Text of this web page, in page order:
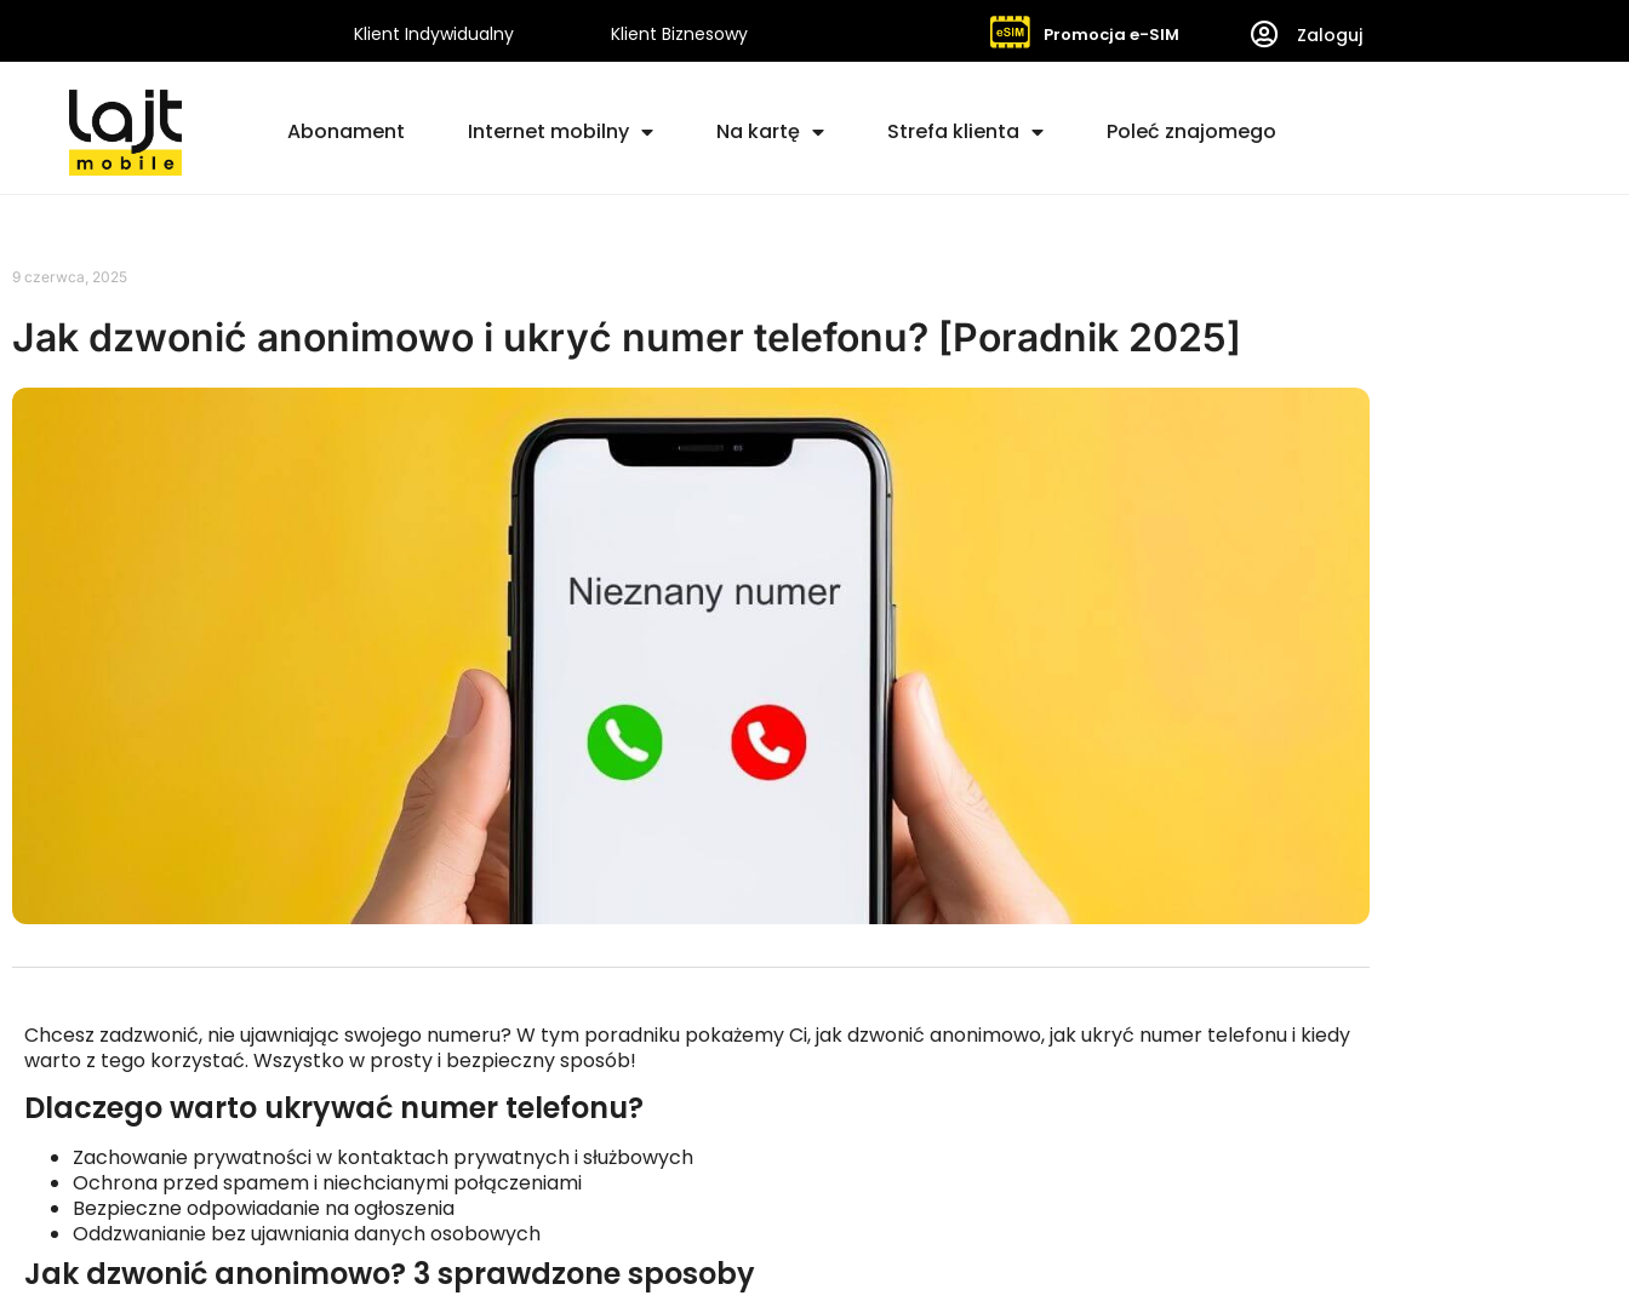
Klient Indywidualny Klient Biznesowy Promocja e-SIM Zaloguj
Abonament Internet mobilny Na kartę Strefa klienta Poleć znajomego
9 czerwca, 2025
Jak dzwonić anonimowo i ukryć numer telefonu? [Poradnik 2025]
Chcesz zadzwonić, nie ujawniając swojego numeru? W tym poradniku pokażemy Ci, jak dzwonić anonimowo, jak ukryć numer telefonu i kiedy
warto z tego korzystać. Wszystko w prosty i bezpieczny sposób!
Dlaczego warto ukrywać numer telefonu?
Zachowanie prywatności w kontaktach prywatnych i służbowych
Ochrona przed spamem i niechcianymi połączeniami
Bezpieczne odpowiadanie na ogłoszenia
Oddzwanianie bez ujawniania danych osobowych
Jak dzwonić anonimowo? 3 sprawdzone sposoby